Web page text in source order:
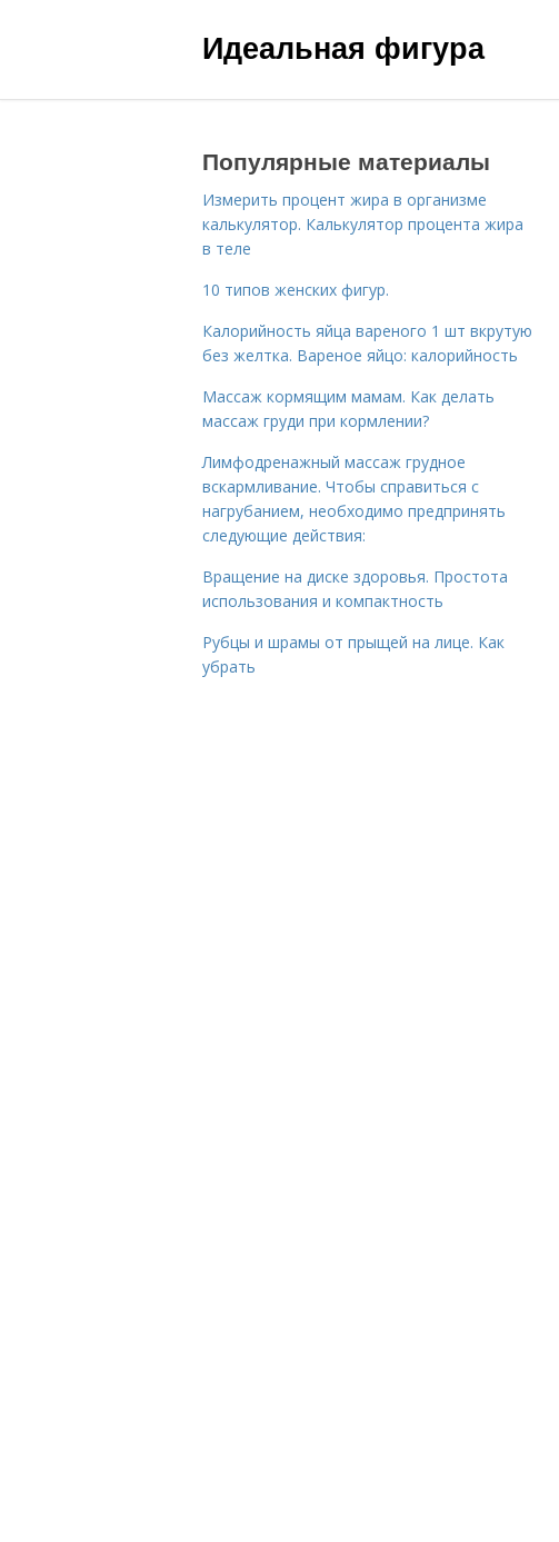
Идеальная фигура
Популярные материалы
Измерить процент жира в организме
калькулятор. Калькулятор процента жира
в теле
10 типов женских фигур.
Калорийность яйца вареного 1 шт вкрутую
без желтка. Вареное яйцо: калорийность
Массаж кормящим мамам. Как делать
массаж груди при кормлении?
Лимфодренажный массаж грудное
вскармливание. Чтобы справиться с
нагрубанием, необходимо предпринять
следующие действия:
Вращение на диске здоровья. Простота
использования и компактность
Рубцы и шрамы от прыщей на лице. Как
убрать